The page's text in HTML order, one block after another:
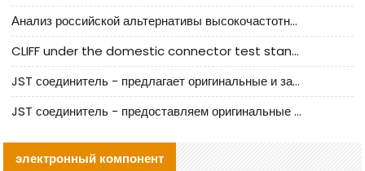
Анализ российской альтернативы высокочастотных кабельных колодцев I-PEX
CLIFF under the domestic connector test standard update
JST соединитель - предлагает оригинальные и заменяющие JST NSHR-02V-S соединители
JST соединитель - предоставляем оригинальные JST GHR-09V-S соединители и их аналоги
электронный компонент